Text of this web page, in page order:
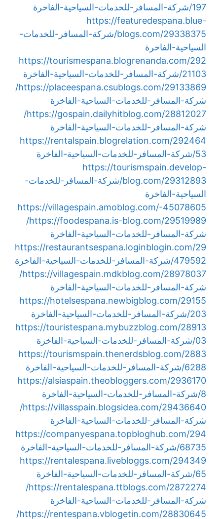
197/شركة-المسافر-للخدمات-السياحية-الفاخرة
https://featuredespana.blue-
blogs.com/29338375/شركة-المسافر-للخدمات-
السياحية-الفاخرة
https://tourismespana.blogrenanda.com/292
21103/شركة-المسافر-للخدمات-السياحية-الفاخرة
https://placeespana.csublogs.com/29133869/
شركة-المسافر-للخدمات-السياحية-الفاخرة
https://gospain.dailyhitblog.com/28812027/
شركة-المسافر-للخدمات-السياحية-الفاخرة
https://rentalspain.blogrelation.com/292464
53/شركة-المسافر-للخدمات-السياحية-الفاخرة
https://tourismspain.develop-
blog.com/29312893/شركة-المسافر-للخدمات-
السياحية-الفاخرة
https://villagespain.amoblog.com/-45078605
https://foodespana.is-blog.com/29519989/
شركة-المسافر-للخدمات-السياحية-الفاخرة
https://restaurantsespana.loginblogin.com/29
479592/شركة-المسافر-للخدمات-السياحية-الفاخرة
https://villagespain.mdkblog.com/28978037/
شركة-المسافر-للخدمات-السياحية-الفاخرة
https://hotelsespana.newbigblog.com/29155
203/شركة-المسافر-للخدمات-السياحية-الفاخرة
https://touristespana.mybuzzblog.com/28913
03/شركة-المسافر-للخدمات-السياحية-الفاخرة
https://tourismspain.thenerdsblog.com/2883
6288/شركة-المسافر-للخدمات-السياحية-الفاخرة
https://alsiaspain.theobloggers.com/2936170
8/شركة-المسافر-للخدمات-السياحية-الفاخرة
https://villasspain.blogsidea.com/29436640/
شركة-المسافر-للخدمات-السياحية-الفاخرة
https://companyespana.topbloghub.com/294
68735/شركة-المسافر-للخدمات-السياحية-الفاخرة
https://rentalespana.livebloggs.com/294349
65/شركة-المسافر-للخدمات-السياحية-الفاخرة
https://rentalespana.ttblogs.com/2872274/
شركة-المسافر-للخدمات-السياحية-الفاخرة
https://rentespana.vblogetin.com/28830645/